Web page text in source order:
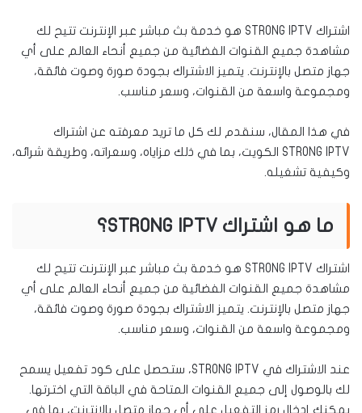
اشتراك STRONG IPTV هو خدمة بث مباشر عبر الإنترنت تتيح لك
مشاهدة جميع القنوات الفضائية من جميع أنحاء العالم على أي
جهاز متصل بالإنترنت. يتميز الاشتراك بجودة صورة وصوت فائقة،
ومجموعة واسعة من القنوات، وسعر مناسب.
في هذا المقال، سنقدم لك كل ما تريد معرفته عن اشتراك
STRONG IPTV الكويت، بما في ذلك مزاياه، وسعراته، وطريقة شرائه،
وكيفية تشغيله.
ما هو اشتراك STRONG IPTV؟
اشتراك STRONG IPTV هو خدمة بث مباشر عبر الإنترنت تتيح لك
مشاهدة جميع القنوات الفضائية من جميع أنحاء العالم على أي
جهاز متصل بالإنترنت. يتميز الاشتراك بجودة صورة وصوت فائقة،
ومجموعة واسعة من القنوات، وسعر مناسب.
عند الاشتراك في STRONG IPTV، ستحصل على كود تفعيل يسمح
لك بالوصول إلى جميع القنوات المتاحة في الباقة التي اخترتها.
يمكنك إدخال رمز التفعيل على أي جهاز متصل بالإنترنت، بما في